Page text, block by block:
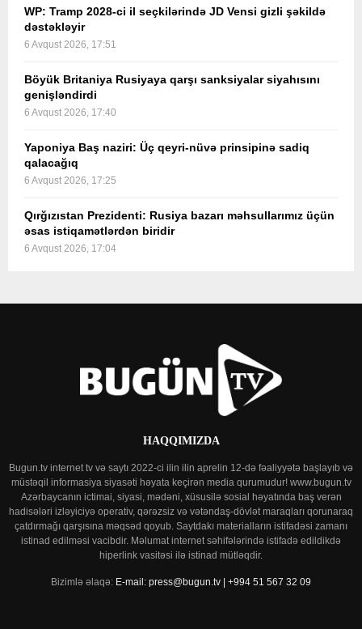
WP: Tramp 2028-ci il seçkilərində JD Vensi gizli şəkildə
dəstəkləyir
6 Avqust 2026, 17:51
Böyük Britaniya Rusiyaya qarşı sanksiyalar siyahısını
genişləndirdi
6 Avqust 2026, 17:40
Yaponiya Baş naziri: Üç qeyri-nüvə prinsipinə sadiq
qalacağıq
6 Avqust 2026, 17:25
Qırğızıstan Prezidenti: Rusiya bazarı məhsullarımız üçün
əsas istiqamətlərdən biridir
6 Avqust 2026, 17:04
HAQQIMIZDA
Bugun.tv internet tv və saytı 2022-ci ilin ilin aprelin 12-də fəaliyyətə başlayıb və
müstəqil informasiya siyasəti həyata keçirən media qurumudur! www.bugun.tv
Azərbaycanın ictimai, siyasi, mədəni, xüsusilə sosial həyatında baş verən
hadisələri izləyiciyə operativ, qərəzsiz və vətəndaş-dövlət maraqları qorunaraq
çatdırmağı qarşısına məqsəd qoyub. Saytdakı materialların istifadəsi zamanı
istinad edilməsi vacibdir. Məlumat internet səhifələrində istifadə edildikdə
hiperlink vasitəsi ilə istinad mütləqdir.
Bizimlə əlaqə: E-mail: press@bugun.tv | +994 51 567 32 09